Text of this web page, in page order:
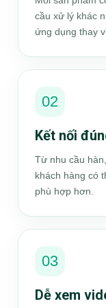
cầu xử lý khác
ứng dụng thay
02
Kết nối
Từ nhu cầu
khách hàng có
phù hợp hơn.
03
Dễ xem